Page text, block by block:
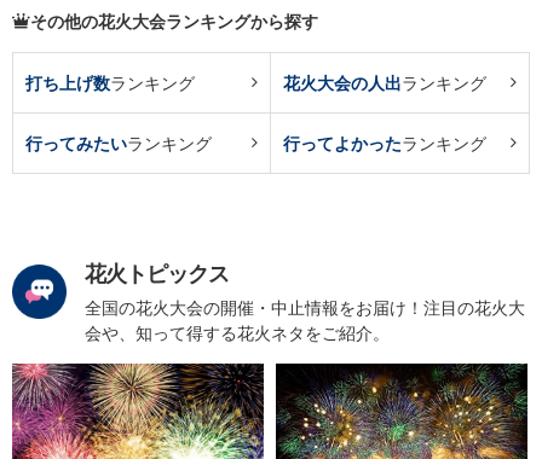
その他の花火大会ランキングから探す
打ち上げ数ランキング 花火大会の人出ランキング
行ってみたいランキング 行ってよかったランキング
花火トピックス
全国の花火大会の開催・中止情報をお届け！注目の花火大
会や、知って得する花火ネタをご紹介。